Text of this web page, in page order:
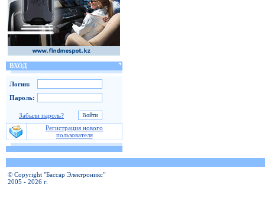
ВХОД
Логин:
Пароль:
Забыли пароль?
Регистрация нового
пользователя
© Copyright "Бассар Электроникс"
2005 - 2026 г.